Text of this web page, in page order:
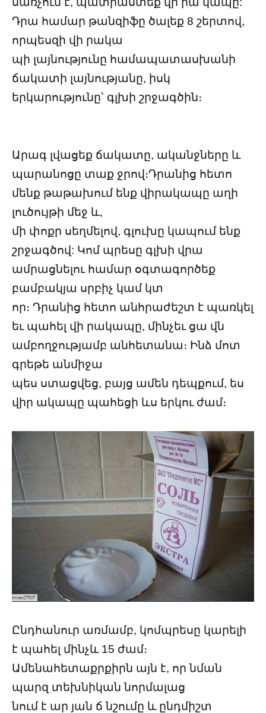
Դրա համար թանզիֆը ծալեք 8 շերտով,
որպեսզի վի րակա
պի լայնությունը համապատասխանի
ճակատի լայնությանը, իսկ
երկարությունը՝ գլխի շրջագծին։
Արագ լվացեք ճակատը, ականջները և
պարանոցը տաք ջրով։Դրանից հետո
մենք թաթախում ենք վիրակապը աղի
լուծույթի մեջ և,
մի փոքր սեղմելով, գլուխը կապում ենք
շրջագծով: Կոմ պրեսը գլխի վրա
ամրացնելու համար օգտագործեք
բամբակյա սրբիչ կամ կտ
որ։ Դրանից հետո անհրաժեշտ է պառկել
եւ պահել վի րակապը, մինչեւ ցա վն
ամբողջությամբ անհետանա։ Ինձ մոտ
գրեթե անմիջա
պես ստացվեց, բայց ամեն դեպքում, ես
վիր ակապը պահեցի ևս երկու ժամ։
Ընդհանուր առմամբ, կոմպրեսը կարելի
է պահել մինչև 15 ժամ։
Ամենահետաքրքիրն այն է, որ նման
պարզ տեխնիկան նորմալաց
նում է ար յան ճ նշումը և ընդմիշտ